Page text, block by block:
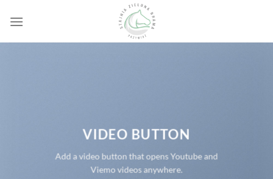
VIDEO BUTTON
Add a video button that opens Youtube and
Viemo videos anywhere.